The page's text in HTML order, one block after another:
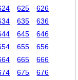
625
626
635
636
645
646
655
656
665
666
675
676